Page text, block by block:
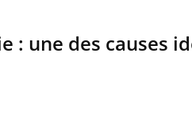
: une des causes